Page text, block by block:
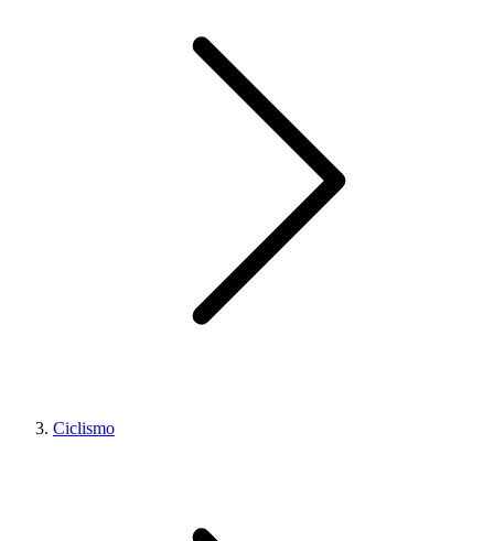
Ciclismo